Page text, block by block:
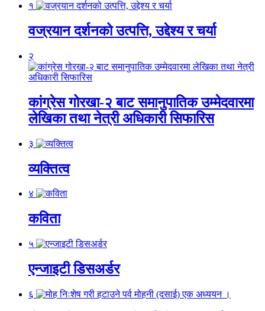
१
वज्रयान दर्शनको उत्पत्ति, उद्देश्य र चर्या
२
कांग्रेस गोरखा-२ बाट समानुपातिक उम्मेदवारमा
लेखिका तथा नेत्री अधिकारी सिफारिस
३
व्यक्तित्व
४
कविता
५
एन्जाइटी डिसअर्डर
६